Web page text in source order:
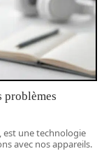
problèmes
est une technologie
avec nos appareils.